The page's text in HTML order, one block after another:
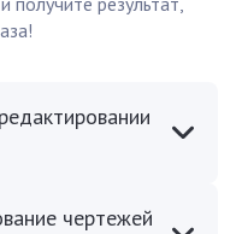
чертежей